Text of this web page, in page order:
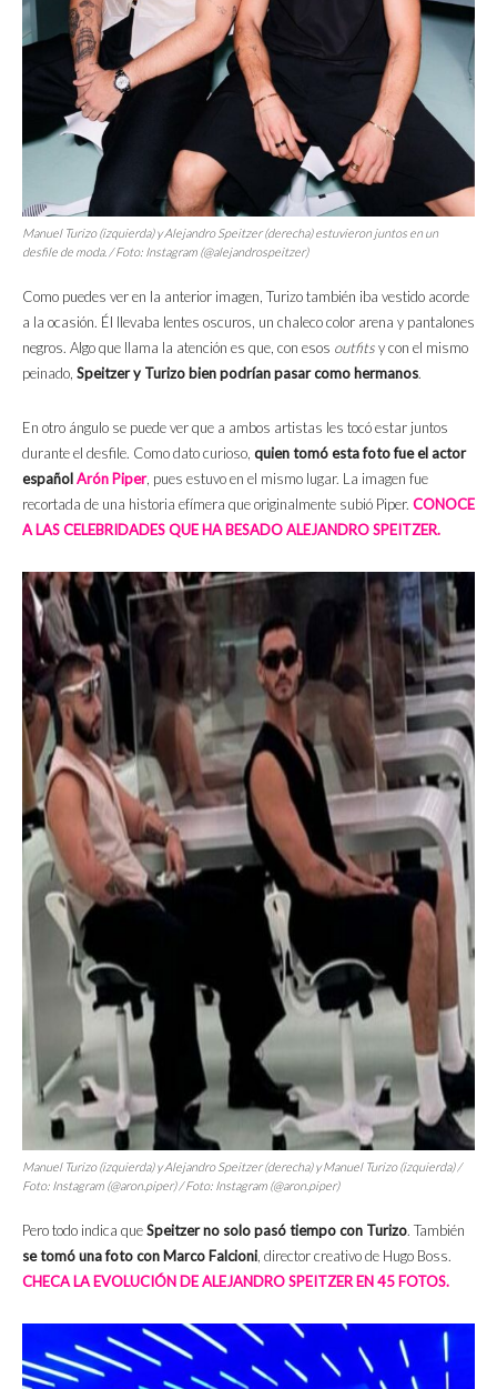
Manuel Turizo (izquierda) y Alejandro Speitzer (derecha) estuvieron juntos en un
desfile de moda. / Foto: Instagram (@alejandrospeitzer)
Como puedes ver en la anterior imagen, Turizo también iba vestido acorde
a la ocasión. Él llevaba lentes oscuros, un chaleco color arena y pantalones
negros. Algo que llama la atención es que, con esos outfitsy con el mismo
peinado, Speitzer y Turizo bien podrían pasar como hermanos.
En otro ángulo se puede ver que a ambos artistas les tocó estar juntos
durante el desfile. Como dato curioso, quien tomó esta foto fue el actor
españolArón Piper, pues estuvo en el mismo lugar. La imagen fue
recortada de una historia efímera que originalmente subió Piper. CONOCE
A LAS CELEBRIDADES QUE HA BESADO ALEJANDRO SPEITZER.
Manuel Turizo (izquierda) y Alejandro Speitzer (derecha) y Manuel Turizo (izquierda) /
Foto: Instagram (@aron.piper) / Foto: Instagram (@aron.piper)
Pero todo indica queSpeitzer no solo pasó tiempo con Turizo. También
se tomó una foto con Marco Falcioni, director creativo de Hugo Boss.
CHECA LA EVOLUCIÓN DE ALEJANDRO SPEITZER EN 45 FOTOS.